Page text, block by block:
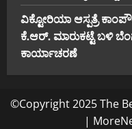
ವಿಕ್ಟೋರಿಯಾ ಆಸ್ಪತ್ರೆ
ಕೆ.ಆರ್. ಮಾರುಕಟ್ಟೆ ಬಳಿ
ಕಾರ್ಯಾಚರಣೆ
©Copyright 2025 The
|